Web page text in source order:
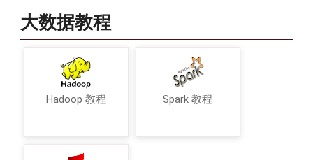
大数据教程
Hadoop 教程 Spark 教程